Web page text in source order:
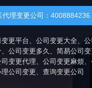
代理变更公司：4008884236
更平台、公司变更大全、
公司变更多久、简易公司
变更代理、公司变更麻烦
理公司变更、查询变更公司